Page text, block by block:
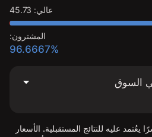
عالي:
45.73
المشترون:
96.6667%
السوق
يعُتمد عليه للنتائج المستقبلية. الأسعار